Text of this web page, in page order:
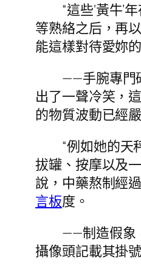
“這些‘黃牛
等熟絡之后，再
能這樣對待愛妳
——手腕專門
出了一聲冷笑，
的物質波動已經
“例如她的天
拔罐、按摩以及
說，中藥熬制經
言板度。
——制造假象
攝像頭記載其掛